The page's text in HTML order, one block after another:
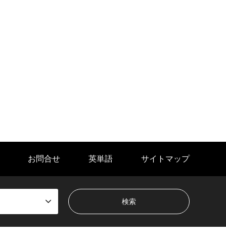
お問合せ 英単語 サイトマップ